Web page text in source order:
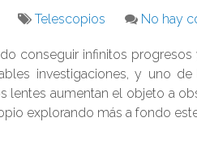
Telescopios No hay
conseguir infinitos
investigaciones, y uno
lentes aumentan el objeto a
explorando más a fondo